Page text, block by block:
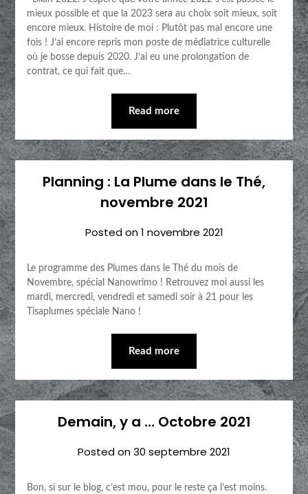
mieux possible et que la 2023 sera au choix soit mieux, soit
encore mieux. Histoire de moi : Plutôt pas mal encore une
fois ! J’ai encore repris mon poste de médiatrice culturelle
où je bosse depuis 2020. J’ai eu une prolongation de
contrat, ce qui fait que…
Read more
Planning : La Plume dans le Thé,
novembre 2021
Posted on1 novembre 2021
Le programme des Plumes dans le Thé du mois de
Novembre, spécial Nanowrimo ! Retrouvez moi aussi les
mardi, mercredi, vendredi et samedi soir à 21 pour les
Tisaplumes spéciale Nano !
Read more
Demain, y a … Octobre 2021
Posted on30 septembre 2021
Bon, si sur le blog, c’est mou, pour le reste ça l’est moins.